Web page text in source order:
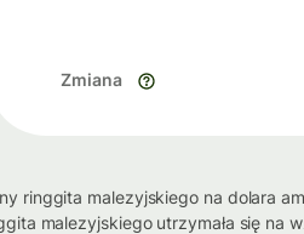
Zmiana
ringgita malezyjskiego na dolara
malezyjskiego utrzymała się na